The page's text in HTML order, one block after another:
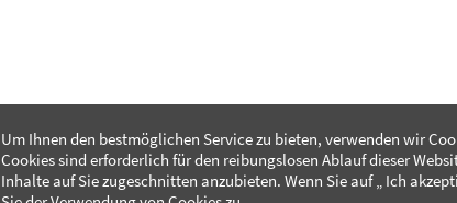
Um Ihnen den bestmöglichen Service zu bieten, verwenden wir
Cookies sind erforderlich für den reibungslosen Ablauf dieser
Inhalte auf Sie zugeschnitten anzubieten. Wenn Sie auf „ Ich